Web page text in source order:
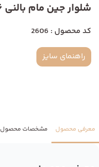
شلوار جین مام بالنی 2606
کد محصول : 2606
راهنمای سایز
معرفی محصول مشخصات محصول